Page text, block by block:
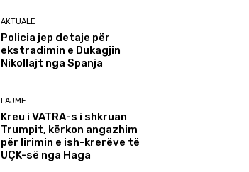
AKTUALE
Policia jep detaje për
ekstradimin e Dukagjin
Nikollajt nga Spanja
LAJME
Kreu i VATRA-s i shkruan
Trumpit, kërkon angazhim
për lirimin e ish-krerëve të
UÇK-së nga Haga